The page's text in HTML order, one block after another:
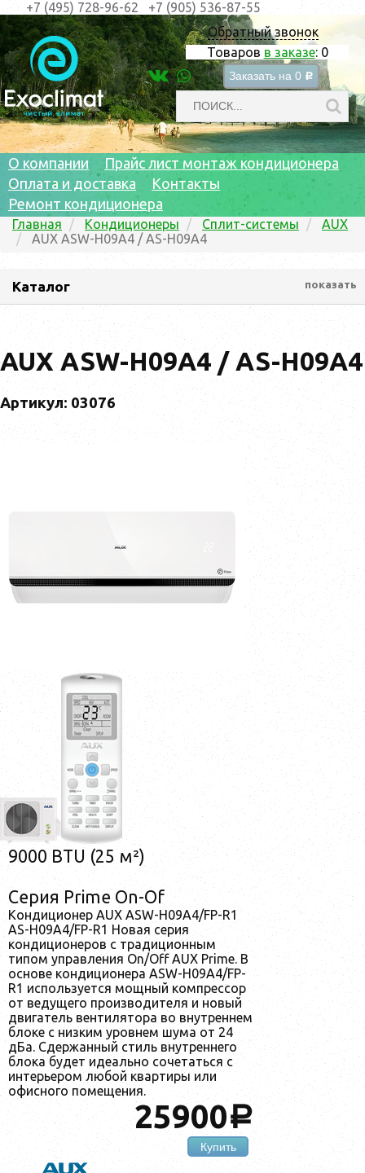
Обратный звонок
Товаров в заказе: 0
Заказать на 0 c
+7 (495) 728-96-62 +7 (905) 536-87-55
О компании
Прайс лист монтаж кондиционера
Оплата и доставка
Контакты
Ремонт кондиционера
Главная Кондиционеры Сплит-системы
AUX
AUX ASW-H09A4 / AS-H09A4
Каталог показать
AUX ASW-H09A4 / AS-H09A4
Артикул: 03076
9000 BTU (25 м²)
Серия Prime On-Of
Кондиционер AUX ASW-H09A4/FP-R1
AS-H09A4/FP-R1 Новая серия
кондиционеров с традиционным
типом управления On/Off AUX Prime. В
основе кондиционера ASW-H09A4/FP-
R1 используется мощный компрессор
от ведущего производителя и новый
двигатель вентилятора во внутреннем
блоке с низким уровнем шума от 24
дБа. Сдержанный стиль внутреннего
блока будет идеально сочетаться с
интерьером любой квартиры или
офисного помещения.
25900a
Купить